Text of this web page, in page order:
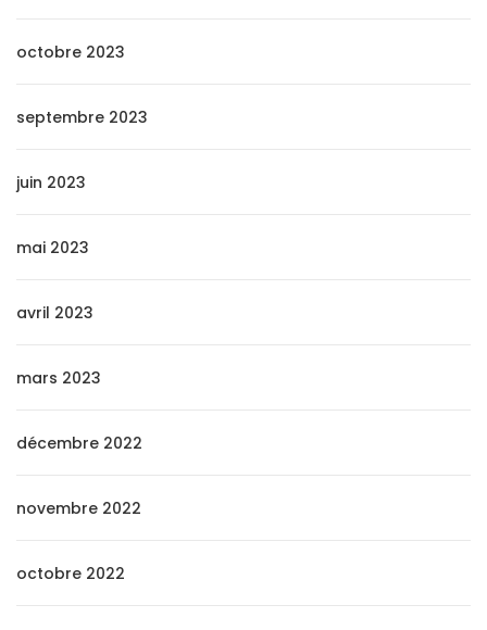
octobre 2023
septembre 2023
juin 2023
mai 2023
avril 2023
mars 2023
décembre 2022
novembre 2022
octobre 2022